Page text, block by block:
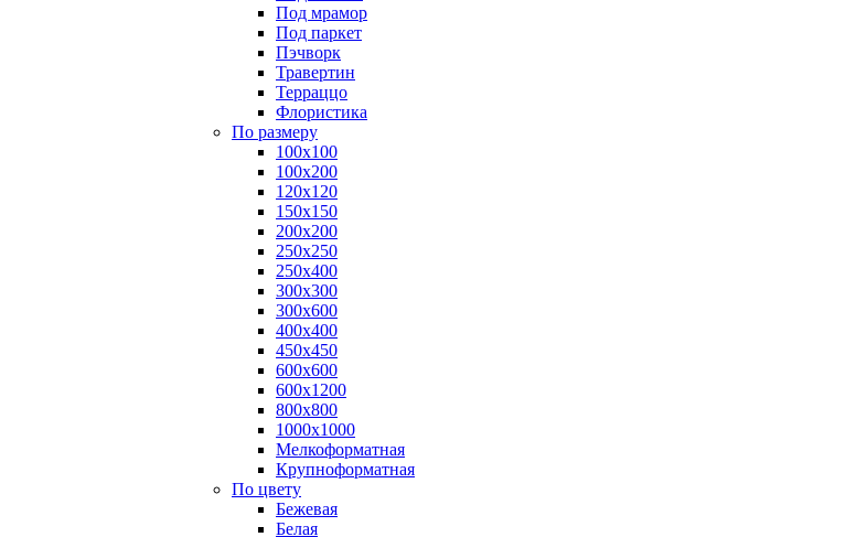
Под мрамор
Под паркет
Пэчворк
Травертин
Терраццо
Флористика
По размеру
100х100
100х200
120х120
150х150
200х200
250х250
250х400
300х300
300х600
400х400
450х450
600х600
600х1200
800х800
1000х1000
Мелкоформатная
Крупноформатная
По цвету
Бежевая
Белая